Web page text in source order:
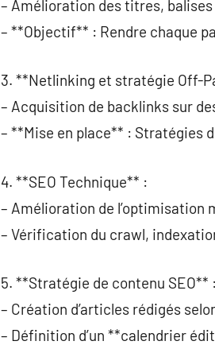
– Amélioration des titres,
– **Objectif** : Rendre chaque
3. **Netlinking et stratégie Off-
– Acquisition de backlinks sur
– **Mise en place** : Stratégies
4. **SEO Technique** :
– Amélioration de l’optimisation
– Vérification du crawl,
5. **Stratégie de contenu SEO** :
– Création d’articles rédigés
– Définition d’un **calendrier